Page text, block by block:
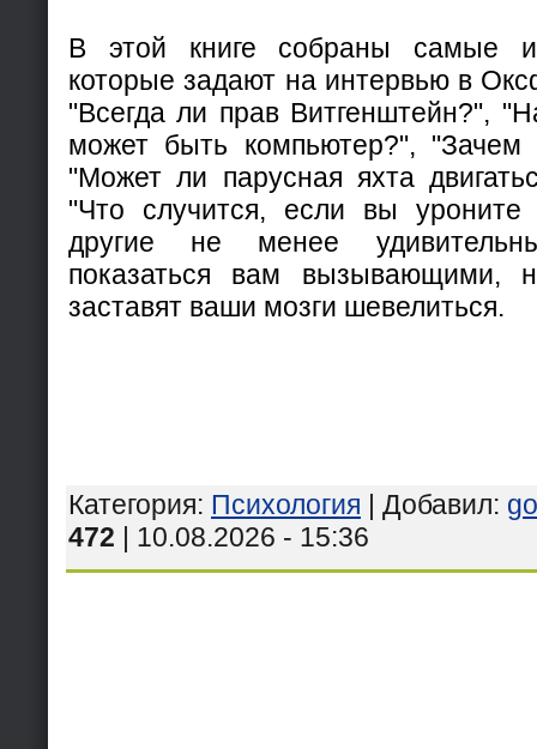
В этой книге собраны самые
которые задают на интервью в
"Всегда ли прав Витгенштейн?",
может быть компьютер?", "Зачем
"Может ли парусная яхта
"Что случится, если вы
другие не менее
показаться вам вызывающими,
заставят ваши мозги шевелиться.
Категория: Психология | Добавил:
472 | 10.08.2026 - 15:36